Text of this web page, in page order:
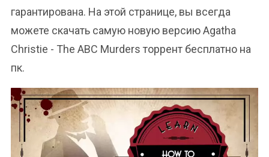
гарантирована. На этой странице, вы всегда
можете скачать самую новую версию Agatha
Christie - The ABC Murders торрент бесплатно на
пк.